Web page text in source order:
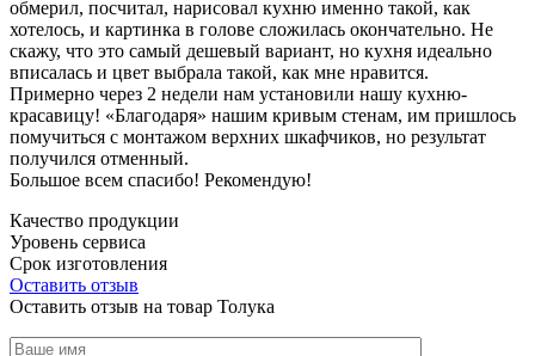
обмерил, посчитал, нарисовал кухню именно такой, как
хотелось, и картинка в голове сложилась окончательно. Не
скажу, что это самый дешевый вариант, но кухня идеально
вписалась и цвет выбрала такой, как мне нравится.
Примерно через 2 недели нам установили нашу кухню-
красавицу! «Благодаря» нашим кривым стенам, им пришлось
помучиться с монтажом верхних шкафчиков, но результат
получился отменный.
Большое всем спасибо! Рекомендую!
Качество продукции
Уровень сервиса
Срок изготовления
Оставить отзыв
Оставить отзыв на товар Толука